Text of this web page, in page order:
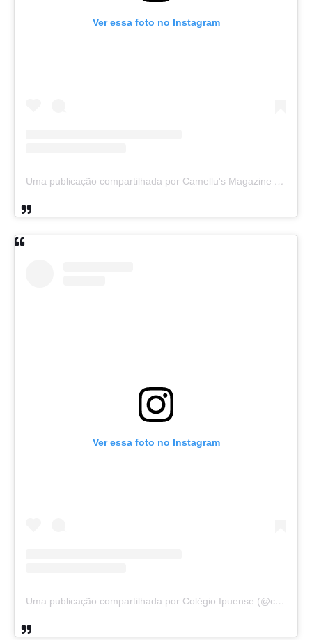
Ver essa foto no Instagram
Uma publicação compartilhada por Camellu's Magazine I e II (@camellus_magazine)
Ver essa foto no Instagram
Uma publicação compartilhada por Colégio Ipuense (@colegioipuense)